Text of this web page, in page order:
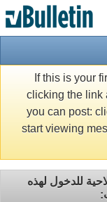
If this is your
clicking the link
you can post:
start viewing
للدخول لهذه